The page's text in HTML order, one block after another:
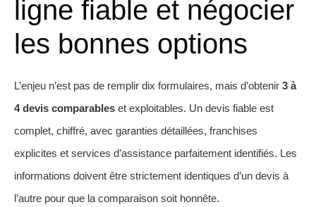
ligne fiable et négocier
les bonnes options
L’enjeu n’est pas de remplir dix formulaires, mais d’obtenir 3 à
4 devis comparables et exploitables. Un devis fiable est
complet, chiffré, avec garanties détaillées, franchises
explicites et services d’assistance parfaitement identifiés. Les
informations doivent être strictement identiques d’un devis à
l’autre pour que la comparaison soit honnête.